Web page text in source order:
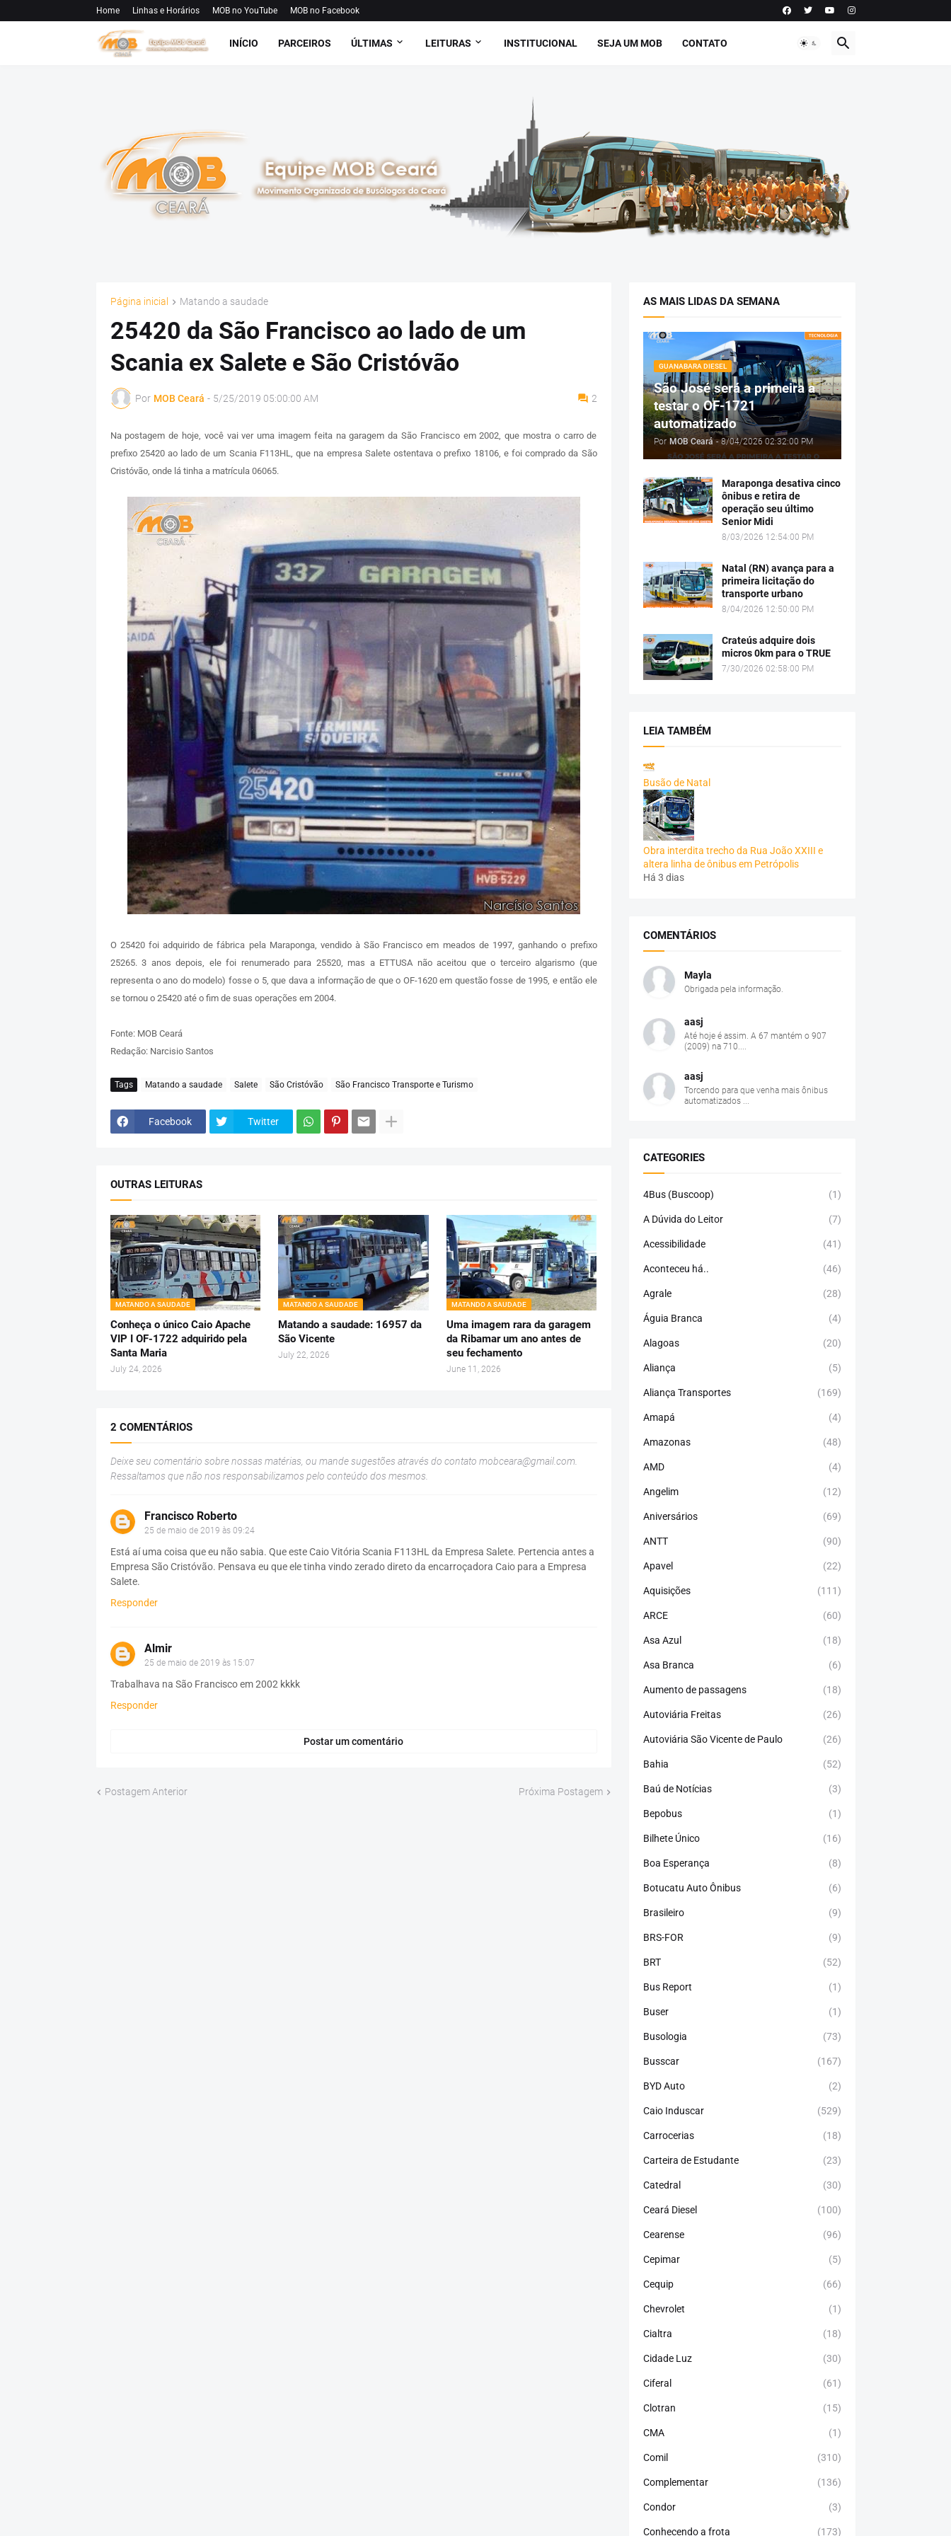
Home Linhas e Horários MOB no YouTube MOB no Facebook
INÍCIO PARCEIROS ÚLTIMAS LEITURAS INSTITUCIONAL SEJA UM MOB CONTATO
Página inicial Matando a saudade
25420 da São Francisco ao lado de um
Scania ex Salete e São Cristóvão
Por MOB Ceará - 5/25/2019 05:00:00 AM 2
Na postagem de hoje, você vai ver uma imagem feita na garagem da São Francisco em 2002, que mostra o carro de
prefixo 25420 ao lado de um Scania F113HL, que na empresa Salete ostentava o prefixo 18106, e foi comprado da São
Cristóvão, onde lá tinha a matrícula 06065.
O 25420 foi adquirido de fábrica pela Maraponga, vendido à São Francisco em meados de 1997, ganhando o prefixo
25265. 3 anos depois, ele foi renumerado para 25520, mas a ETTUSA não aceitou que o terceiro algarismo (que
representa o ano do modelo) fosse o 5, que dava a informação de que o OF-1620 em questão fosse de 1995, e então ele
se tornou o 25420 até o fim de suas operações em 2004.
Fonte: MOB Ceará
Redação: Narcisio Santos
Tags Matando a saudade Salete São Cristóvão São Francisco Transporte e Turismo
Facebook Twitter
OUTRAS LEITURAS
MATANDO A SAUDADE
Conheça o único Caio Apache
VIP I OF-1722 adquirido pela
Santa Maria
July 24, 2026
MATANDO A SAUDADE
Matando a saudade: 16957 da
São Vicente
July 22, 2026
MATANDO A SAUDADE
Uma imagem rara da garagem
da Ribamar um ano antes de
seu fechamento
June 11, 2026
2 COMENTÁRIOS
Deixe seu comentário sobre nossas matérias, ou mande sugestões através do contato mobceara@gmail.com.
Ressaltamos que não nos responsabilizamos pelo conteúdo dos mesmos.
Francisco Roberto
25 de maio de 2019 às 09:24
Está aí uma coisa que eu não sabia. Que este Caio Vitória Scania F113HL da Empresa Salete. Pertencia antes a
Empresa São Cristóvão. Pensava eu que ele tinha vindo zerado direto da encarroçadora Caio para a Empresa
Salete.
Responder
Almir
25 de maio de 2019 às 15:07
Trabalhava na São Francisco em 2002 kkkk
Responder
Postar um comentário
Postagem Anterior Próxima Postagem
AS MAIS LIDAS DA SEMANA
GUANABARA DIESEL
São José será a primeira a
testar o OF-1721
automatizado
Por MOB Ceará - 8/04/2026 02:32:00 PM
Maraponga desativa cinco
ônibus e retira de
operação seu último
Senior Midi
8/03/2026 12:54:00 PM
Natal (RN) avança para a
primeira licitação do
transporte urbano
8/04/2026 12:50:00 PM
Crateús adquire dois
micros 0km para o TRUE
7/30/2026 02:58:00 PM
LEIA TAMBÉM
Busão de Natal
Obra interdita trecho da Rua João XXIII e
altera linha de ônibus em Petrópolis
Há 3 dias
COMENTÁRIOS
Mayla
Obrigada pela informação.
aasj
Até hoje é assim. A 67 mantém o 907
(2009) na 710....
aasj
Torcendo para que venha mais ônibus
automatizados ...
CATEGORIES
4Bus (Buscoop) (1)
A Dúvida do Leitor (7)
Acessibilidade (41)
Aconteceu há.. (46)
Agrale (28)
Águia Branca (4)
Alagoas (20)
Aliança (5)
Aliança Transportes (169)
Amapá (4)
Amazonas (48)
AMD (4)
Angelim (12)
Aniversários (69)
ANTT (90)
Apavel (22)
Aquisições (111)
ARCE (60)
Asa Azul (18)
Asa Branca (6)
Aumento de passagens (18)
Autoviária Freitas (26)
Autoviária São Vicente de Paulo (26)
Bahia (52)
Baú de Notícias (3)
Bepobus (1)
Bilhete Único (16)
Boa Esperança (8)
Botucatu Auto Ônibus (6)
Brasileiro (9)
BRS-FOR (9)
BRT (52)
Bus Report (1)
Buser (1)
Busologia (73)
Busscar (167)
BYD Auto (2)
Caio Induscar (529)
Carrocerias (18)
Carteira de Estudante (23)
Catedral (30)
Ceará Diesel (100)
Cearense (96)
Cepimar (5)
Cequip (66)
Chevrolet (1)
Cialtra (18)
Cidade Luz (30)
Ciferal (61)
Clotran (15)
CMA (1)
Comil (310)
Complementar (136)
Condor (3)
Conhecendo a frota (173)